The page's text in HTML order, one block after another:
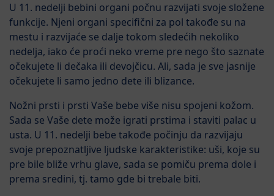
U 11. nedelji bebini organi počnu razvijati svoje složene
funkcije. Njeni organi specifični za pol takođe su na
mestu i razvijaće se dalje tokom sledećih nekoliko
nedelja, iako će proći neko vreme pre nego što saznate
očekujete li dečaka ili devojčicu. Ali, sada je sve jasnije
očekujete li samo jedno dete ili blizance.
Nožni prsti i prsti Vaše bebe više nisu spojeni kožom.
Sada se Vaše dete može igrati prstima i staviti palac u
usta. U 11. nedelji bebe takođe počinju da razvijaju
svoje prepoznatljive ljudske karakteristike: uši, koje su
pre bile bliže vrhu glave, sada se pomiču prema dole i
prema sredini, tj. tamo gde bi trebale biti.